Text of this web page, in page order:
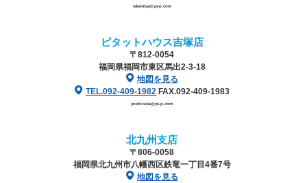
takamiya@ys-p.com
ピタットハウス吉塚店
〒812-0054
福岡県福岡市東区馬出2-3-18
地図を見る
TEL.092-409-1982FAX.092-409-1983
yoshizuka@ys-p.com
北九州支店
〒806-0058
福岡県北九州市八幡西区鉄竜一丁目4番7号
地図を見る